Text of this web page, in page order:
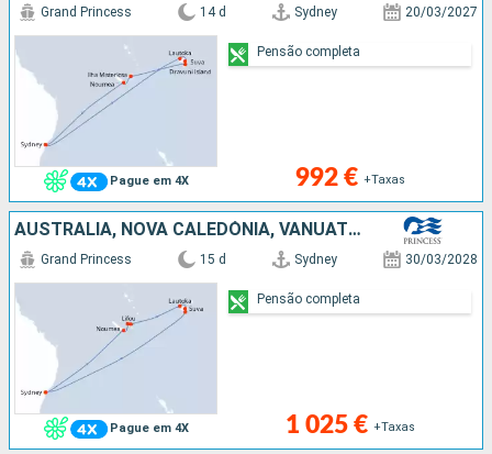
Pague em 4X
Grand Princess 14 d Sydney 20/03/2027
992 € +Taxas
Pensão completa
AUSTRALIA, NOVA CALEDÓNIA, VANUATU, FIJI (ILHAS)
Pague em 4X
Grand Princess 15 d Sydney 30/03/2028
1 025 € +Taxas
Pensão completa